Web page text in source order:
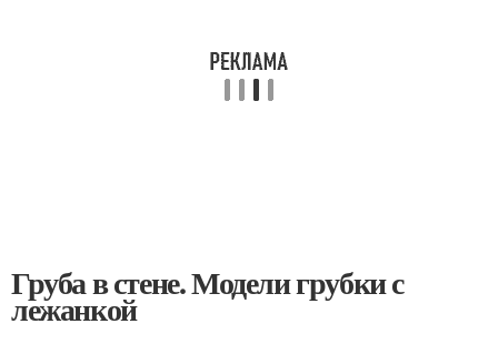
Груба в стене. Модели грубки с
лежанкой